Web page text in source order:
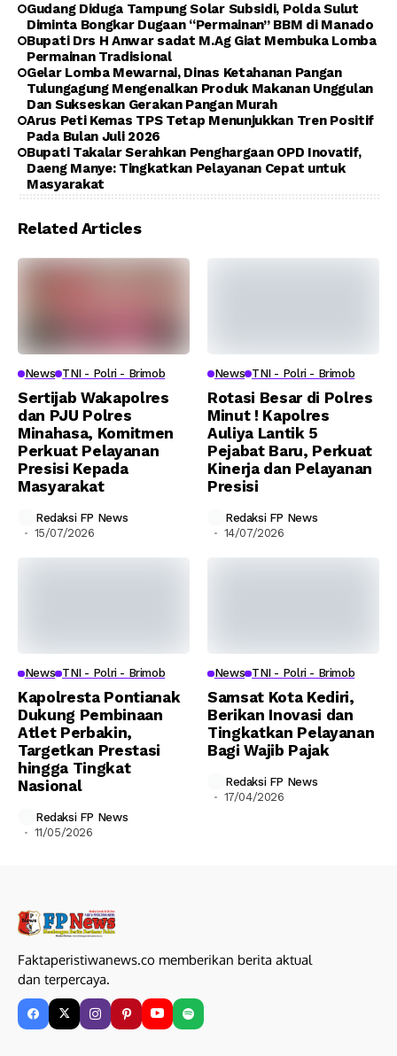
Gudang Diduga Tampung Solar Subsidi, Polda Sulut
Diminta Bongkar Dugaan “Permainan” BBM di Manado
Bupati Drs H Anwar sadat M.Ag Giat Membuka Lomba
Permainan Tradisional
Gelar Lomba Mewarnai, Dinas Ketahanan Pangan
Tulungagung Mengenalkan Produk Makanan Unggulan
Dan Sukseskan Gerakan Pangan Murah
Arus Peti Kemas TPS Tetap Menunjukkan Tren Positif
Pada Bulan Juli 2026
Bupati Takalar Serahkan Penghargaan OPD Inovatif,
Daeng Manye: Tingkatkan Pelayanan Cepat untuk
Masyarakat
Related Articles
News TNI - Polri - Brimob
Sertijab Wakapolres
dan PJU Polres
Minahasa, Komitmen
Perkuat Pelayanan
Presisi Kepada
Masyarakat
Redaksi FP News
15/07/2026
News TNI - Polri - Brimob
Rotasi Besar di Polres
Minut ! Kapolres
Auliya Lantik 5
Pejabat Baru, Perkuat
Kinerja dan Pelayanan
Presisi
Redaksi FP News
14/07/2026
News TNI - Polri - Brimob
Kapolresta Pontianak
Dukung Pembinaan
Atlet Perbakin,
Targetkan Prestasi
hingga Tingkat
Nasional
Redaksi FP News
11/05/2026
News TNI - Polri - Brimob
Samsat Kota Kediri,
Berikan Inovasi dan
Tingkatkan Pelayanan
Bagi Wajib Pajak
Redaksi FP News
17/04/2026
Faktaperistiwanews.co memberikan berita aktual
dan terpercaya.